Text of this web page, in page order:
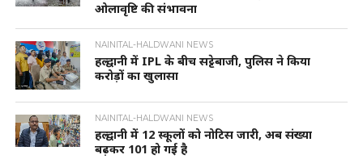
ओलावृष्टि की संभावना
NAINITAL-HALDWANI NEWS
हल्द्वानी में IPL के बीच सट्टेबाजी, पुलिस ने किया
करोड़ों का खुलासा
NAINITAL-HALDWANI NEWS
हल्द्वानी में 12 स्कूलों को नोटिस जारी, अब संख्या
बढ़कर 101 हो गई है